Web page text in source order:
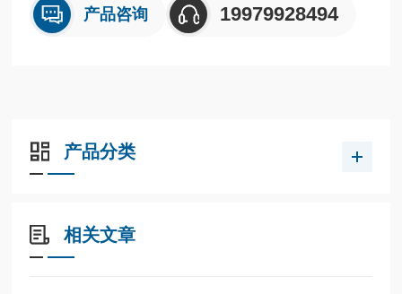
产品咨询 19979928494
产品分类
相关文章